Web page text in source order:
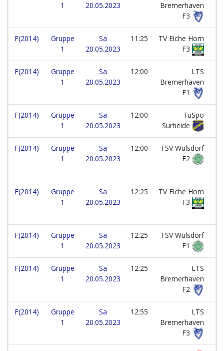
1
20.05.2023
Bremerhaven
F3
F(2014)
Gruppe
1
Sa
20.05.2023
11:25
TV Eiche Horn
F3
F(2014)
Gruppe
1
Sa
20.05.2023
12:00
LTS
Bremerhaven
F1
F(2014)
Gruppe
1
Sa
20.05.2023
12:00
TuSpo
Surheide
F(2014)
Gruppe
1
Sa
20.05.2023
12:00
TSV Wulsdorf
F2
F(2014)
Gruppe
1
Sa
20.05.2023
12:25
TV Eiche Horn
F3
F(2014)
Gruppe
1
Sa
20.05.2023
12:25
TSV Wulsdorf
F1
F(2014)
Gruppe
1
Sa
20.05.2023
12:25
LTS
Bremerhaven
F2
F(2014)
Gruppe
1
Sa
20.05.2023
12:55
LTS
Bremerhaven
F3